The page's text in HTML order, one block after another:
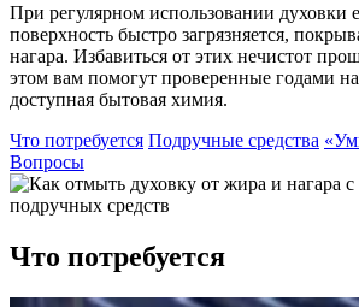
При регулярном использовании духовки
поверхность быстро загрязняется,
нагара. Избавиться от этих нечистот
этом вам помогут проверенные годами
доступная бытовая химия.
Что потребуется Подручные средства
Вопросы
Что потребуется